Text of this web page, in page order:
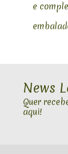
e
News
Quer
aqui!